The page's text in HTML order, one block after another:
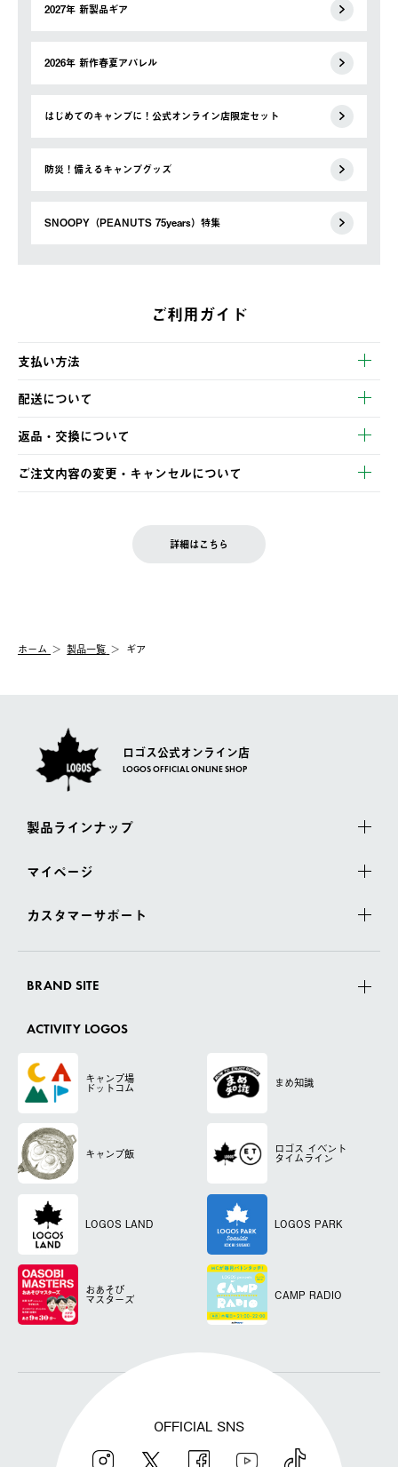
2027年 新製品ギア
2026年 新作春夏アパレル
はじめてのキャンプに！公式オンライン店限定セット
防災！備えるキャンプグッズ
SNOOPY（PEANUTS 75years）特集
ご利用ガイド
支払い方法
以下のいずれかの方法でお支払いいただけます。
・クレジットカード決済
・コンビニ決済
・Pay-easy決済
配送について
【発送スケジュール】
ご注文・ご入金完了より2営業日以内に商品を発送いたします。
土日祝の発送はございませんので、木曜日以降のご注文は週明け
の発送となる場合がございます。
【配送業者】
佐川急便にて配送されます。
返品・交換について
※お客様都合の場合
お客様都合の返品にかかる送料は、お客様ご負担とさせていただ
一度お手元の商品を返品いただき、ご希望商品を再注文してくだ
ご注文内容の変更・キャンセルについて
LOGOS FAMILY会員の方は、会員マイページ内 購入履歴画面に
詳細はこちら
ホーム 製品一覧 ギア
ロゴス公式オンライン店
LOGOS OFFICIAL ONLINE SHOP
製品ラインナップ
マイページ
カスタマーサポート
BRAND SITE
ACTIVITY LOGOS
キャンプ場
ドットコム まめ知識
キャンプ飯 ロゴス イベント
タイムライン
LOGOS LAND LOGOS PARK
おあそび
マスターズ CAMP RADIO
OFFICIAL SNS